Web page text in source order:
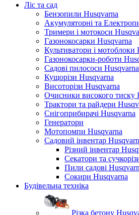
Ліс та сад
Бензопили Husqvarna
Акумуляторні та
Тримери і мотокоси
Газонокосарки Husqvarna
Культиватори і мотоблоки
Газонокосарки-роботи
Садові пилососи Husqvarna
Кущорізи Husqvarna
Висоторізи Husqvarna
Очисники високого тиску
Трактори та райдери
Снігоприбирачі Husqvarna
Генератори
Мотопомпи Husqvarna
Садовий інвентар
Різний інвентар
Секатори та
Пили садові
Сокири Husqvarna
Будівельна техніка
Різка бетону